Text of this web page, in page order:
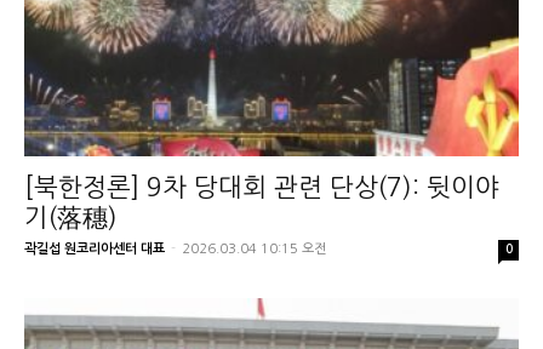
[북한정론] 9차 당대회 관련 단상(7): 뒷이야
기(落穗)
곽길섭 원코리아센터 대표 - 2026.03.04 10:15 오전 0